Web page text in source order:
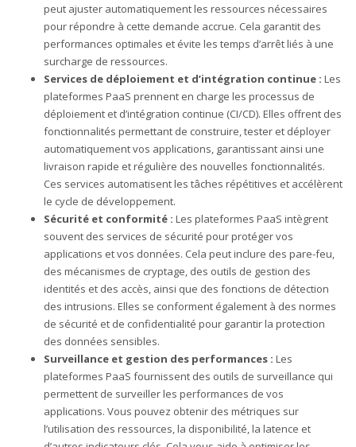
peut ajuster automatiquement les ressources nécessaires
pour répondre à cette demande accrue. Cela garantit des
performances optimales et évite les temps d’arrêt liés à une
surcharge de ressources.
Services de déploiement et d’intégration continue : Les
plateformes PaaS prennent en charge les processus de
déploiement et d’intégration continue (CI/CD). Elles offrent des
fonctionnalités permettant de construire, tester et déployer
automatiquement vos applications, garantissant ainsi une
livraison rapide et régulière des nouvelles fonctionnalités.
Ces services automatisent les tâches répétitives et accélèrent
le cycle de développement.
Sécurité et conformité : Les plateformes PaaS intègrent
souvent des services de sécurité pour protéger vos
applications et vos données. Cela peut inclure des pare-feu,
des mécanismes de cryptage, des outils de gestion des
identités et des accès, ainsi que des fonctions de détection
des intrusions. Elles se conforment également à des normes
de sécurité et de confidentialité pour garantir la protection
des données sensibles.
Surveillance et gestion des performances : Les
plateformes PaaS fournissent des outils de surveillance qui
permettent de surveiller les performances de vos
applications. Vous pouvez obtenir des métriques sur
l’utilisation des ressources, la disponibilité, la latence et